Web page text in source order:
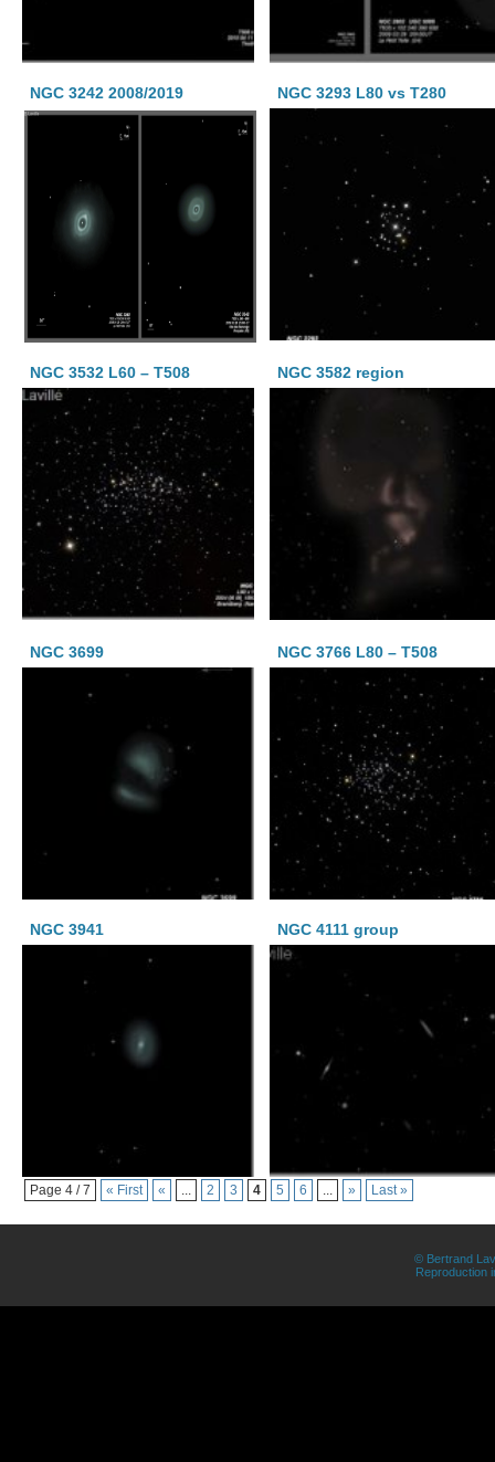
NGC 3242 2008/2019 NGC 3293 L80 vs T280
NGC 3532 L60 – T508 NGC 3582 region
NGC 3699 NGC 3766 L80 – T508
NGC 3941 NGC 4111 group
Page 4 / 7 « First « ... 2 3 4 5 6 ... » Last »
© Bertrand
Reproduction